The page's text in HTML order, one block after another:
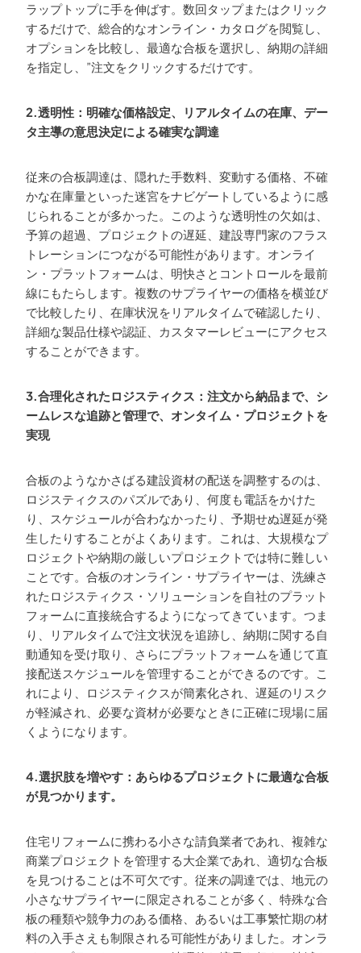
ラップトップに手を伸ばす。数回タップまたはクリック
するだけで、総合的なオンライン・カタログを閲覧し、
オプションを比較し、最適な合板を選択し、納期の詳細
を指定し、”注文をクリックするだけです。
2.透明性：明確な価格設定、リアルタイムの在庫、デー
タ主導の意思決定による確実な調達
従来の合板調達は、隠れた手数料、変動する価格、不確
かな在庫量といった迷宮をナビゲートしているように感
じられることが多かった。このような透明性の欠如は、
予算の超過、プロジェクトの遅延、建設専門家のフラス
トレーションにつながる可能性があります。オンライ
ン・プラットフォームは、明快さとコントロールを最前
線にもたらします。複数のサプライヤーの価格を横並び
で比較したり、在庫状況をリアルタイムで確認したり、
詳細な製品仕様や認証、カスタマーレビューにアクセス
することができます。
3.合理化されたロジスティクス：注文から納品まで、シ
ームレスな追跡と管理で、オンタイム・プロジェクトを
実現
合板のようなかさばる建設資材の配送を調整するのは、
ロジスティクスのパズルであり、何度も電話をかけた
り、スケジュールが合わなかったり、予期せぬ遅延が発
生したりすることがよくあります。これは、大規模なプ
ロジェクトや納期の厳しいプロジェクトでは特に難しい
ことです。合板のオンライン・サプライヤーは、洗練さ
れたロジスティクス・ソリューションを自社のプラット
フォームに直接統合するようになってきています。つま
り、リアルタイムで注文状況を追跡し、納期に関する自
動通知を受け取り、さらにプラットフォームを通じて直
接配送スケジュールを管理することができるのです。こ
れにより、ロジスティクスが簡素化され、遅延のリスク
が軽減され、必要な資材が必要なときに正確に現場に届
くようになります。
4.選択肢を増やす：あらゆるプロジェクトに最適な合板
が見つかります。
住宅リフォームに携わる小さな請負業者であれ、複雑な
商業プロジェクトを管理する大企業であれ、適切な合板
を見つけることは不可欠です。従来の調達では、地元の
小さなサプライヤーに限定されることが多く、特殊な合
板の種類や競争力のある価格、あるいは工事繁忙期の材
料の入手さえも制限される可能性がありました。オンラ